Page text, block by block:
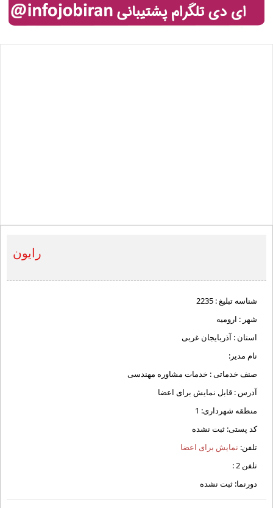
رایون
شناسه تبلیغ : 2235
شهر : ارومیه
استان : آذربایجان غربی
نام مدیر:
صنف خدماتی : خدمات مشاوره مهندسی
آدرس : قابل نمایش برای اعضا
منطقه شهرداری: 1
کد پستی: ثبت نشده
تلفن: نمایش برای اعضا
تلفن 2 :
دورنما: ثبت نشده